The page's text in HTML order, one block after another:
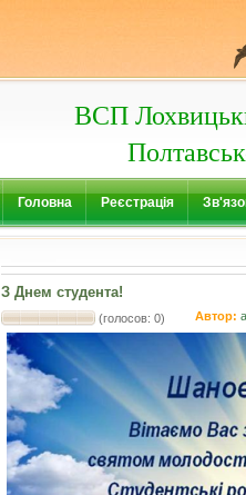
ВСП
Головна Реєстрація
З Днем студента!
(голосов: 0) Автор: